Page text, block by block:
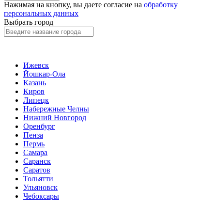
Нажимая на кнопку, вы даете согласие на обработку
персональных данных
Выбрать город
Ижевск
Йошкар-Ола
Казань
Киров
Липецк
Набережные Челны
Нижний Новгород
Оренбург
Пенза
Пермь
Самара
Саранск
Саратов
Тольятти
Ульяновск
Чебоксары